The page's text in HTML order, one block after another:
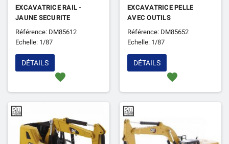
EXCAVATRICE RAIL -
JAUNE SECURITE
Référence: DM85612
Echelle: 1/87
favorite
DÉTAILS
EXCAVATRICE PELLE
AVEC OUTILS
SUPPLEMENTAIRES
Référence: DM85652
Echelle: 1/87
favorite
DÉTAILS